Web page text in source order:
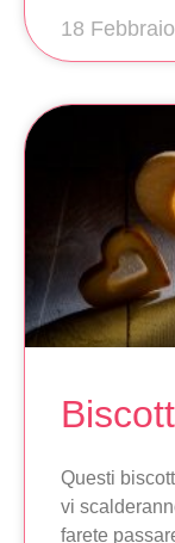
18
Questi
vi
farete